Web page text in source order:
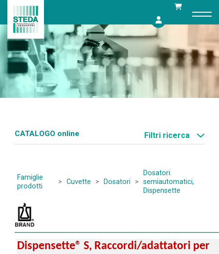
content
CATALOGO online Filtri ricerca
Famiglie
prodotti
> Cuvette > Dosatori >
Dosatori
semiautomatici,
Dispensette
Dispensette® S, Raccordi/adattatori per